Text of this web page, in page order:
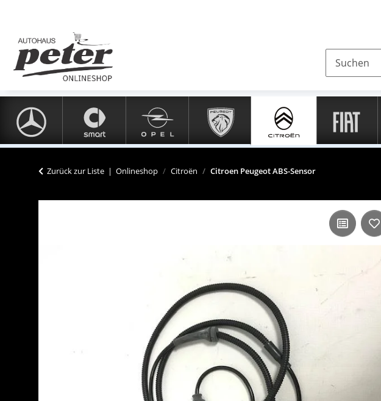
Zurück zur Liste Onlineshop Citroën Citroen Peugeot ABS-Sensor